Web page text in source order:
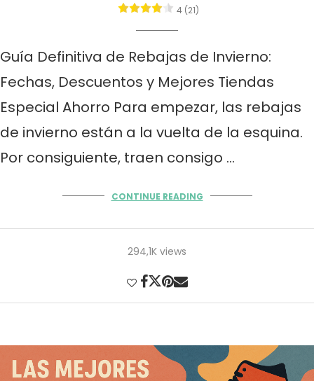
4 (21)
Guía Definitiva de Rebajas de Invierno:
Fechas, Descuentos y Mejores Tiendas
Especial Ahorro Para empezar, las rebajas
de invierno están a la vuelta de la esquina.
Por consiguiente, traen consigo …
CONTINUE READING
294,1K views